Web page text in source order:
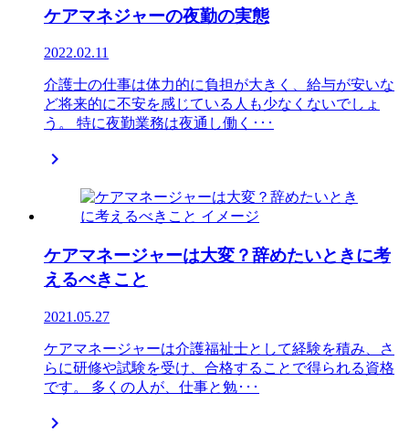
ケアマネジャーの夜勤の実態
2022.02.11
介護士の仕事は体力的に負担が大きく、給与が安いな
ど将来的に不安を感じている人も少なくないでしょ
う。 特に夜勤業務は夜通し働く･･･

ケアマネージャーは大変？辞めたいときに考
えるべきこと
2021.05.27
ケアマネージャーは介護福祉士として経験を積み、さ
らに研修や試験を受け、合格することで得られる資格
です。 多くの人が、仕事と勉･･･
